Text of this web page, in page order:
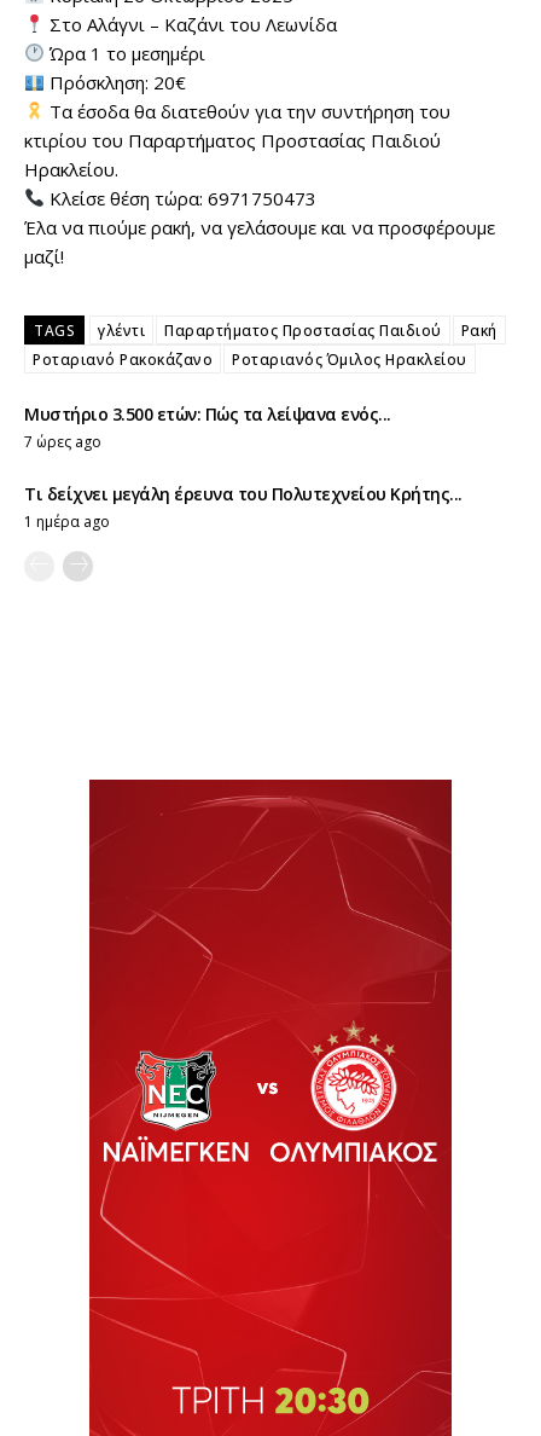
Στο Αλάγνι – Καζάνι του Λεωνίδα
Ώρα 1 το μεσημέρι
Πρόσκληση: 20€
Τα έσοδα θα διατεθούν για την συντήρηση του
κτιρίου του Παραρτήματος Προστασίας Παιδιού
Ηρακλείου.
Κλείσε θέση τώρα: 6971750473
Έλα να πιούμε ρακή, να γελάσουμε και να προσφέρουμε
μαζί!
TAGS γλέντι Παραρτήματος Προστασίας Παιδιού
Ρακή
Ροταριανό Ρακοκάζανο
Ροταριανός Όμιλος Ηρακλείου
Μυστήριο 3.500 ετών: Πώς τα λείψανα ενός...
7 ώρες ago
Τι δείχνει μεγάλη έρευνα του Πολυτεχνείου Κρήτης...
1 ημέρα ago